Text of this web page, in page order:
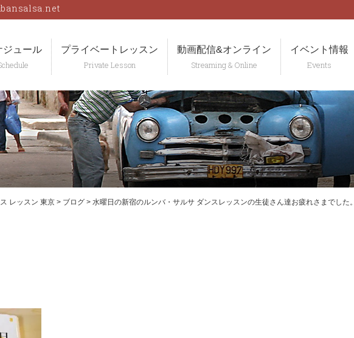
ジュール プライベートレッスン 動画配信&オンライン イベント情報
レッスン 東京 > ブログ > 水曜日の新宿のルンバ・サルサ ダンスレッスンの生徒さん達お疲れさまでした。